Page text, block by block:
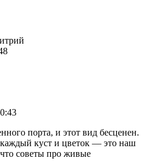
порта, и этот вид бесценен.
каждый куст и цветок — это наш
советы про живые